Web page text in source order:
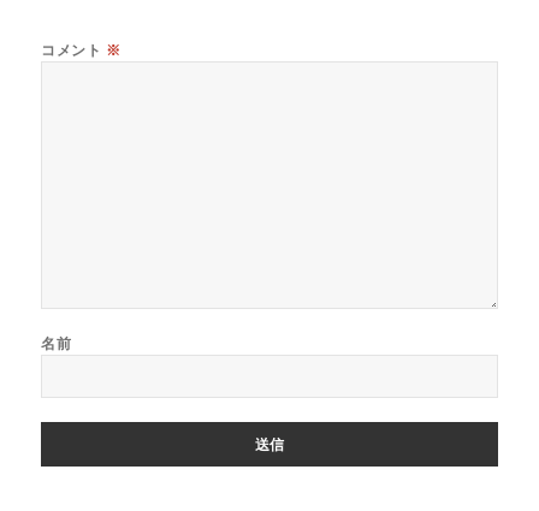
コメント ※
名前